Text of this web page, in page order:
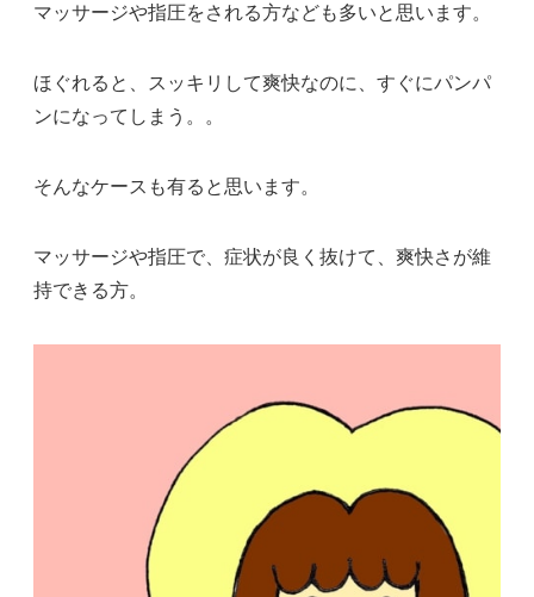
マッサージや指圧をされる方なども多いと思います。
ほぐれると、スッキリして爽快なのに、すぐにパンパ
ンになってしまう。。
そんなケースも有ると思います。
マッサージや指圧で、症状が良く抜けて、爽快さが維
持できる方。